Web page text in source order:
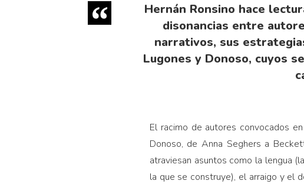
Hernán Ronsino hace
disonancias entre
narrativos, sus
Lugones y Donoso, cuyos
El racimo de autores convocados
Donoso, de Anna Seghers a
atraviesan asuntos como la lengua
la que se construye), el arraigo y el